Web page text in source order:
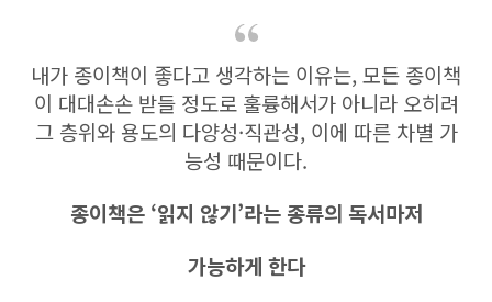
내가 종이책이 좋다고 생각하는 이유는, 모든 종이책
이 대대손손 받들 정도로 훌륭해서가 아니라 오히려
그 층위와 용도의 다양성·직관성, 이에 따른 차별 가
능성 때문이다.
종이책은 ‘읽지 않기’라는 종류의 독서마저
가능하게 한다